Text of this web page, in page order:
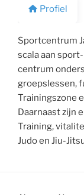
Profiel
Sportcentrum
scala aan
centrum
groepslessen,
Trainingszone
Daarnaast zijn
Training,
Judo en Jiu-